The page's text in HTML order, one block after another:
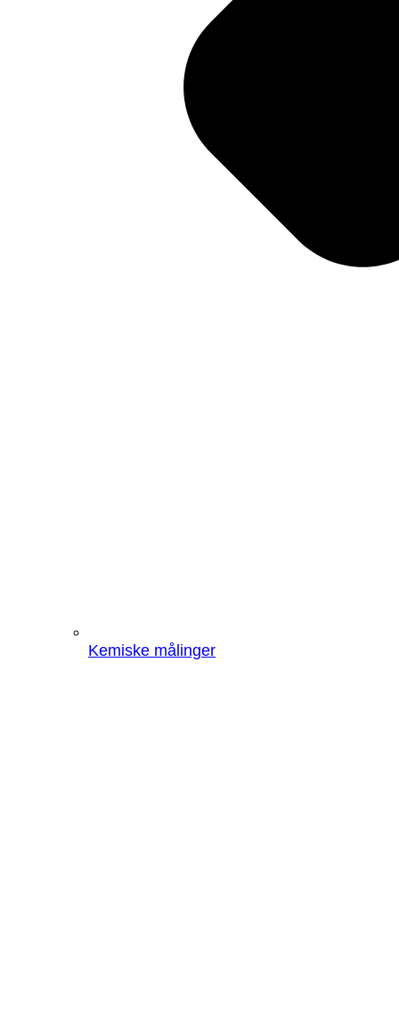
Kemiske målinger